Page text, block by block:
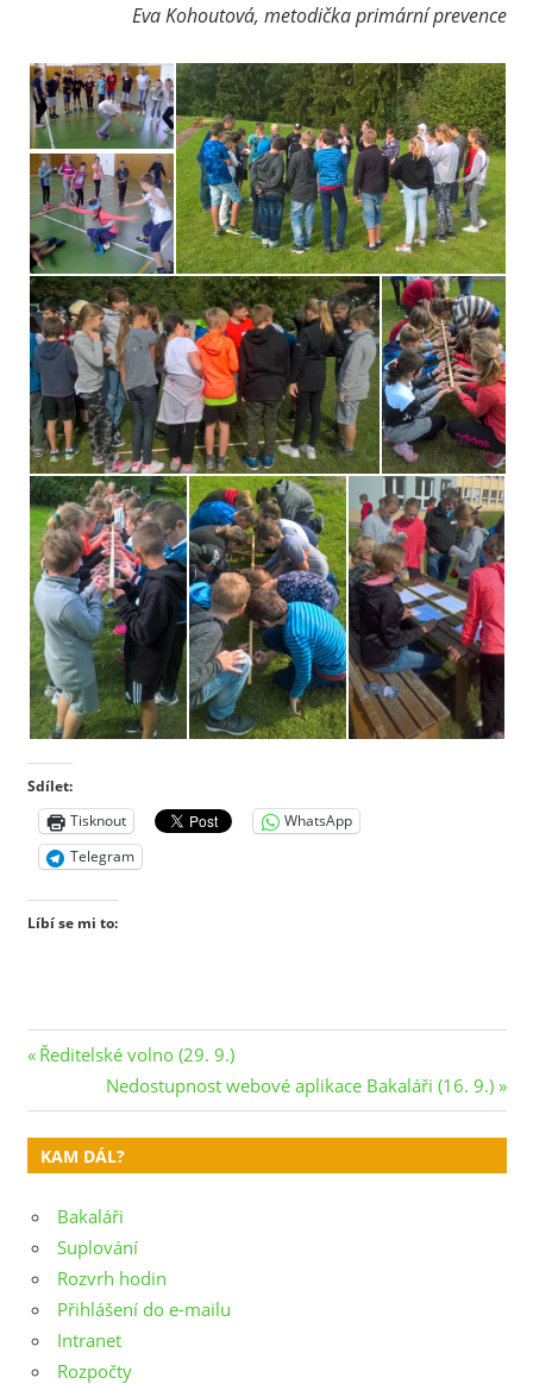
Eva Kohoutová, metodička primární prevence
Sdílet:
Tisknout
WhatsApp
Telegram
Líbí se mi to:
Navigace
pro
příspěvek
Previous
Ředitelské volno (29. 9.)
Next
Post:
Nedostupnost webové aplikace Bakaláři (16. 9.)
KAM DÁL?
Bakaláři
Suplování
Rozvrh hodin
Přihlášení do e-mailu
Intranet
Rozpočty